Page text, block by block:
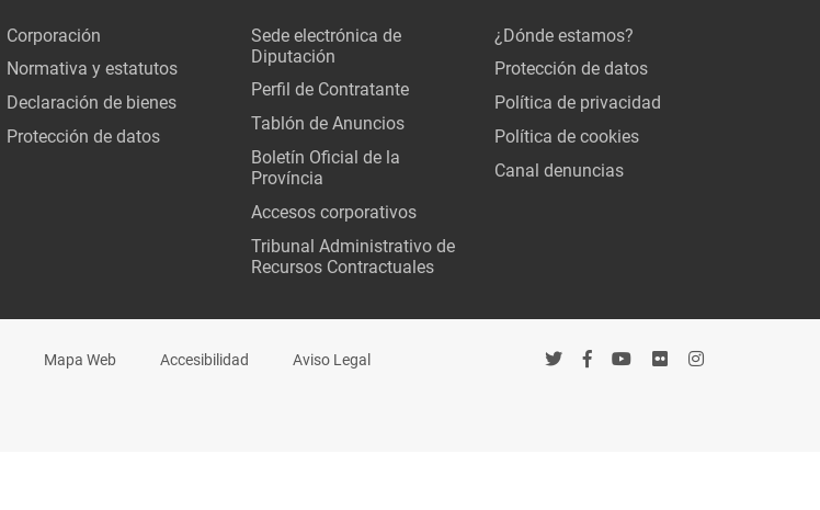
Corporación
Normativa y estatutos
Declaración de bienes
Protección de datos
Sede electrónica de
Diputación
Perfil de Contratante
Tablón de Anuncios
Boletín Oficial de la
Província
Accesos corporativos
Tribunal Administrativo de
Recursos Contractuales
¿Dónde estamos?
Protección de datos
Política de privacidad
Política de cookies
Canal denuncias
Mapa Web Accesibilidad Aviso Legal